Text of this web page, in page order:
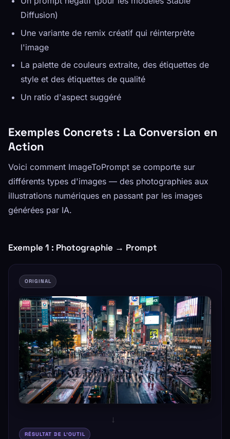
Diffusion)
Une variante de remix créatif qui réinterprète
l'image
La palette de couleurs extraite, des étiquettes de
style et des étiquettes de qualité
Un ratio d'aspect suggéré
Exemples Concrets : La Conversion en
Action
Voici comment ImageToPrompt se comporte sur
différents types d'images — des photographies aux
illustrations numériques en passant par les images
générées par IA.
Exemple 1 : Photographie → Prompt
ORIGINAL
→
RÉSULTAT DE L'OUTIL